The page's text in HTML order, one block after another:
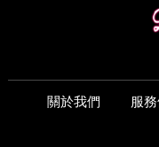
關於我們 服